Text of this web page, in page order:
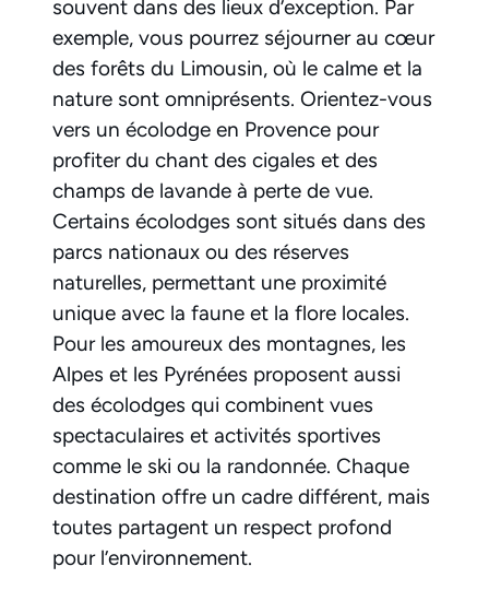
souvent dans des lieux d’exception. Par
exemple, vous pourrez séjourner au cœur
des forêts du Limousin, où le calme et la
nature sont omniprésents. Orientez-vous
vers un écolodge en Provence pour
profiter du chant des cigales et des
champs de lavande à perte de vue.
Certains écolodges sont situés dans des
parcs nationaux ou des réserves
naturelles, permettant une proximité
unique avec la faune et la flore locales.
Pour les amoureux des montagnes, les
Alpes et les Pyrénées proposent aussi
des écolodges qui combinent vues
spectaculaires et activités sportives
comme le ski ou la randonnée. Chaque
destination offre un cadre différent, mais
toutes partagent un respect profond
pour l’environnement.